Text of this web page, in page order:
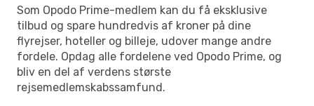
Som Opodo Prime-medlem kan du få eksklusive
tilbud og spare hundredvis af kroner på dine
flyrejser, hoteller og billeje, udover mange andre
fordele. Opdag alle fordelene ved Opodo Prime, og
bliv en del af verdens største
rejsemedlemskabssamfund.